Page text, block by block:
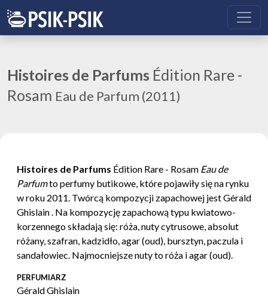
Histoires de Parfums Édition Rare -
Rosam Eau de Parfum (2011)
Histoires de Parfums Édition Rare - Rosam Eau de
Parfumto perfumy butikowe, które pojawiły się na rynku
w roku 2011. Twórcą kompozycji zapachowej jest Gérald
Ghislain . Na kompozycję zapachową typu kwiatowo-
korzennego składają się: róża, nuty cytrusowe, absolut
różany, szafran, kadzidło, agar (oud), bursztyn, paczula i
sandałowiec. Najmocniejsze nuty to róża i agar (oud).
PERFUMIARZ
Gérald Ghislain